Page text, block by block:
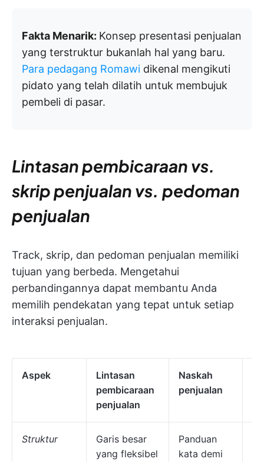
Fakta Menarik: Konsep presentasi penjualan
yang terstruktur bukanlah hal yang baru.
Para pedagang Romawi dikenal mengikuti
pidato yang telah dilatih untuk membujuk
pembeli di pasar.
Lintasan pembicaraan vs.
skrip penjualan vs. pedoman
penjualan
Track, skrip, dan pedoman penjualan memiliki
tujuan yang berbeda. Mengetahui
perbandingannya dapat membantu Anda
memilih pendekatan yang tepat untuk setiap
interaksi penjualan.
Aspek
Lintasan
pembicaraan
penjualan
Naskah
penjualan
Struktur
Garis besar
yang fleksibel
Panduan
kata demi